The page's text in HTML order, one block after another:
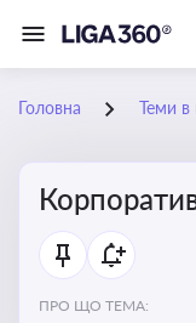
Головна Теми в
ПРО ЩО ТЕМА: